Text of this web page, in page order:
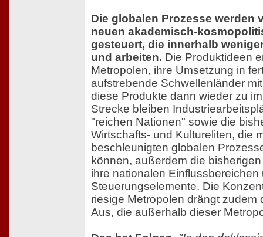
Die globalen Prozesse werden
neuen akademisch-
gesteuert, die innerhalb
und arbeiten. Die Produktideen
Metropolen, ihre Umsetzung in
aufstrebende Schwellenländer
diese Produkte dann wieder zu
Strecke bleiben
"reichen Nationen" sowie die
Wirtschafts- und Kultureliten, die
beschleunigten globalen
können, außerdem die
ihre nationalen Einflussbereichen
Steuerungselemente. Die
riesige Metropolen drängt zudem
Aus, die außerhalb dieser